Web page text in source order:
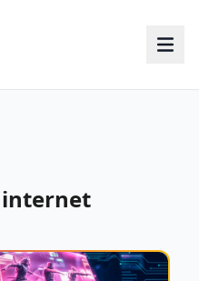
internet